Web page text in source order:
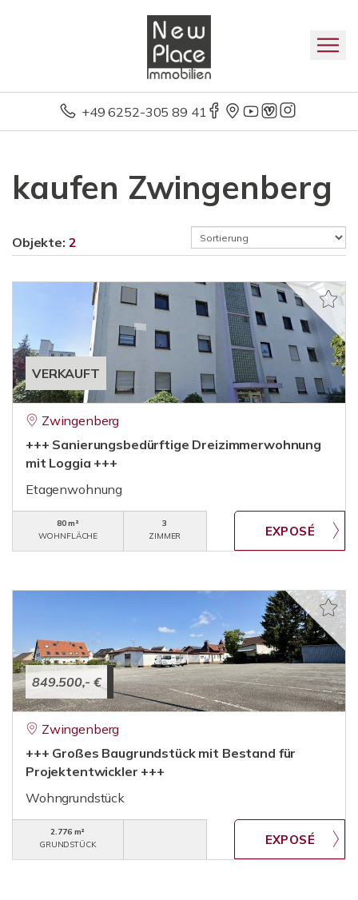
+49 6252-305 89 41
kaufen Zwingenberg
Objekte: 2
VERKAUFT
Zwingenberg
+++ Sanierungsbedürftige Dreizimmerwohnung
mit Loggia +++
Etagenwohnung
80 m²
WOHNFLÄCHE
3
ZIMMER
849.500,- €
Zwingenberg
+++ Großes Baugrundstück mit Bestand für
Projektentwickler +++
Wohngrundstück
2.776 m²
GRUNDSTÜCK